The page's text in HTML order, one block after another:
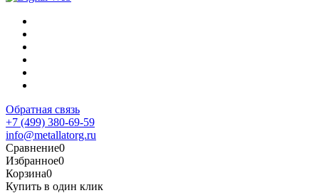
Обратная связь
+7 (499) 380-69-59
info@metallatorg.ru
Сравнение0
Избранное0
Корзина0
Купить в один клик